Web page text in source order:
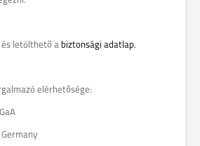
letölthető a biztonsági adatlap.
elérhetősége: